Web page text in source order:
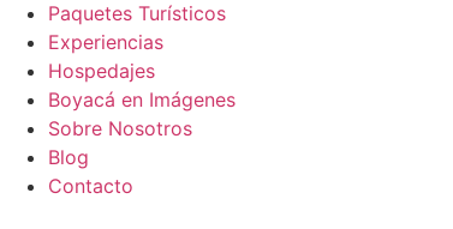
Inicio
Paquetes Turísticos
Experiencias
Hospedajes
Boyacá en Imágenes
Sobre Nosotros
Blog